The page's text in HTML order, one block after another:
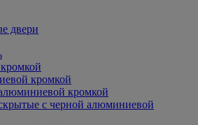
двери
кромкой
кромкой
с черной алюминиевой